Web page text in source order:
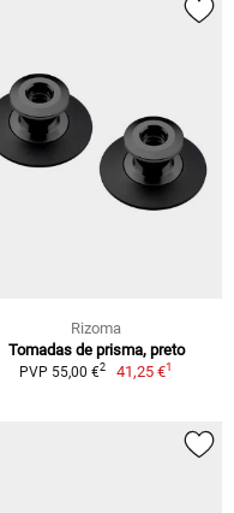
Rizoma
Tomadas de prisma, preto
PVP 55,00 €2 41,25 €1